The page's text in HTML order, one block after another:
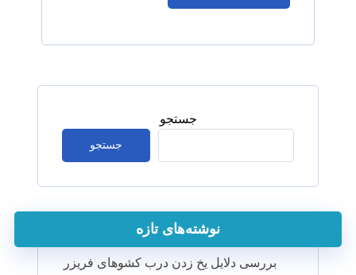
جستجو
جستجو
نوشته‌های تازه
بررسی دلایل یخ زدن درب کشوهای فریزر